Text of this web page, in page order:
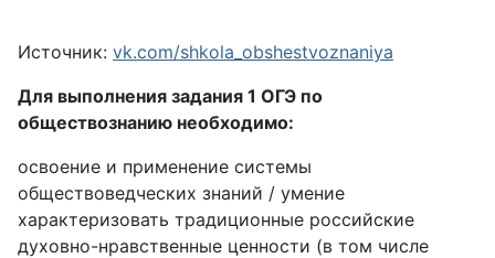
Источник: vk.com/shkola_obshestvoznaniya
Для выполнения задания 1 ОГЭ по
обществознанию необходимо:
освоение и применение системы
обществоведческих знаний / умение
характеризовать традиционные российские
духовно-нравственные ценности (в том числе